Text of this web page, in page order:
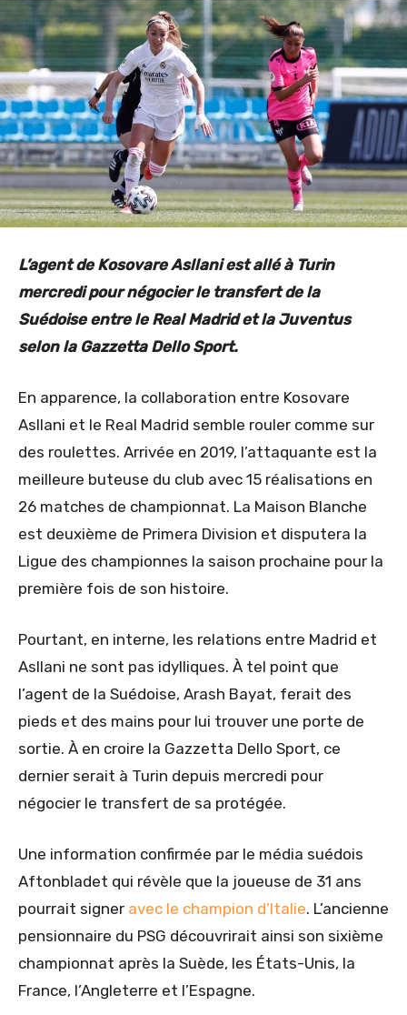
L’agent de Kosovare Asllani est allé à Turin
mercredi pour négocier le transfert de la
Suédoise entre le Real Madrid et la Juventus
selon la Gazzetta Dello Sport.
En apparence, la collaboration entre Kosovare
Asllani et le Real Madrid semble rouler comme sur
des roulettes. Arrivée en 2019, l’attaquante est la
meilleure buteuse du club avec 15 réalisations en
26 matches de championnat. La Maison Blanche
est deuxième de Primera Division et disputera la
Ligue des championnes la saison prochaine pour la
première fois de son histoire.
Pourtant, en interne, les relations entre Madrid et
Asllani ne sont pas idylliques. À tel point que
l’agent de la Suédoise, Arash Bayat, ferait des
pieds et des mains pour lui trouver une porte de
sortie. À en croire la Gazzetta Dello Sport, ce
dernier serait à Turin depuis mercredi pour
négocier le transfert de sa protégée.
Une information confirmée par le média suédois
Aftonbladet qui révèle que la joueuse de 31 ans
pourrait signer avec le champion d’Italie. L’ancienne
pensionnaire du PSG découvrirait ainsi son sixième
championnat après la Suède, les États-Unis, la
France, l’Angleterre et l’Espagne.